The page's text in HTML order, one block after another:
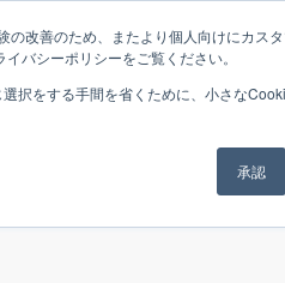
改善のため、またより個人向けにカス
バシーポリシーをご覧ください。
択をする手間を省くために、小さな
承認
Brands